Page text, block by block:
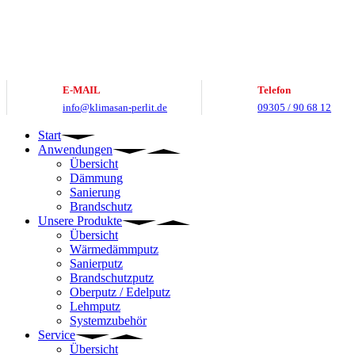
E-MAIL
info@klimasan-perlit.de
Telefon
09305 / 90 68 12
Start
Anwendungen
Übersicht
Dämmung
Sanierung
Brandschutz
Unsere Produkte
Übersicht
Wärmedämmputz
Sanierputz
Brandschutzputz
Oberputz / Edelputz
Lehmputz
Systemzubehör
Service
Übersicht